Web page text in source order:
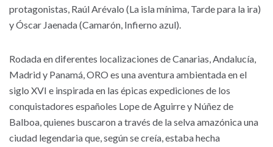
protagonistas, Raúl Arévalo (La isla mínima, Tarde para la ira)
y Óscar Jaenada (Camarón, Infierno azul).
Rodada en diferentes localizaciones de Canarias, Andalucía,
Madrid y Panamá, ORO es una aventura ambientada en el
siglo XVI e inspirada en las épicas expediciones de los
conquistadores españoles Lope de Aguirre y Núñez de
Balboa, quienes buscaron a través de la selva amazónica una
ciudad legendaria que, según se creía, estaba hecha